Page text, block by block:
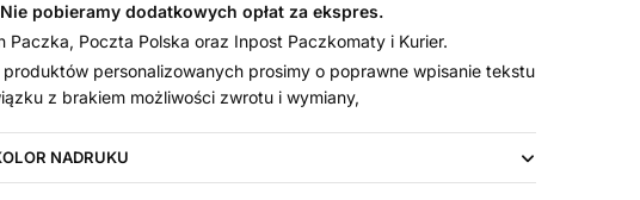
pobieramy dodatkowych opłat za ekspres.
Paczka, Poczta Polska oraz Inpost Paczkomaty i Kurier.
personalizowanych prosimy o poprawne wpisanie tekstu
z brakiem możliwości zwrotu i wymiany,
NADRUKU